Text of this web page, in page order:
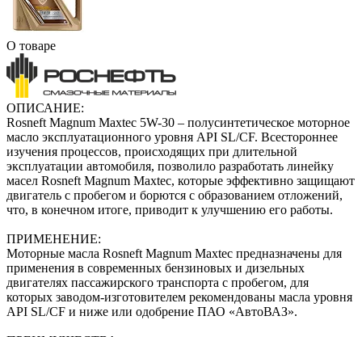
О товаре
ОПИСАНИЕ:
Rosneft Magnum Maxtec 5W-30 – полусинтетическое моторное
масло эксплуатационного уровня API SL/CF. Всестороннее
изучения процессов, происходящих при длительной
эксплуатации автомобиля, позволило разработать линейку
масел Rosneft Magnum Maxtec, которые эффективно защищают
двигатель с пробегом и борются с образованием отложений,
что, в конечном итоге, приводит к улучшению его работы.
ПРИМЕНЕНИЕ:
Моторные масла Rosneft Magnum Maxtec предназначены для
применения в современных бензиновых и дизельных
двигателях пассажирского транспорта с пробегом, для
которых заводом-изготовителем рекомендованы масла уровня
API SL/CF и ниже или одобрение ПАО «АвтоВАЗ».